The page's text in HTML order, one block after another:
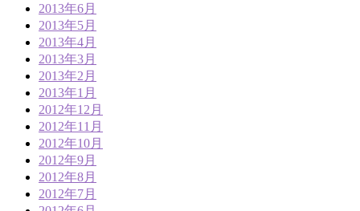
2013年6月
2013年5月
2013年4月
2013年3月
2013年2月
2013年1月
2012年12月
2012年11月
2012年10月
2012年9月
2012年8月
2012年7月